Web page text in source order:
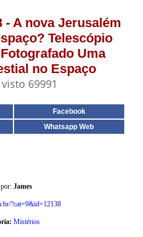
- A nova Jerusalém
Telescópio
Uma
no Espaço
69991
Facebook
Whatsapp Web
James
?cat=9&id=12138
Mistérios